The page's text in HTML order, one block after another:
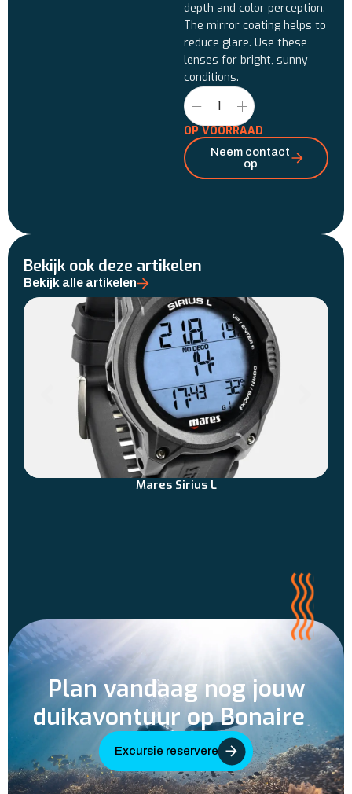
depth and color perception.
The mirror coating helps to
reduce glare. Use these
lenses for bright, sunny
conditions.
OP VOORRAAD
Neem contact
op
Bekijk ook deze artikelen
Bekijk alle artikelen
Mares Sirius L
Plan vandaag nog jouw
duikavontuur op Bonaire
Excursie reserveren